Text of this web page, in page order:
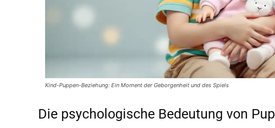
Kind-Puppen-Beziehung: Ein Moment der Geborgenheit und des Spiels
Die psychologische Bedeutung von